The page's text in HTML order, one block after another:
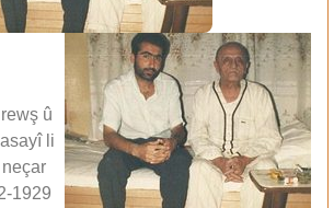
û
li
1929